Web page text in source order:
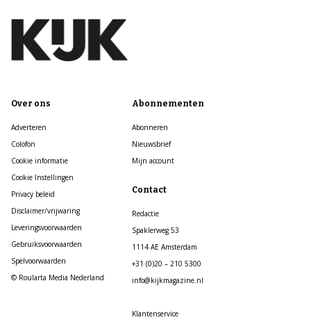
Over ons
Adverteren
Colofon
Cookie informatie
Cookie Instellingen
Privacy beleid
Disclaimer/vrijwaring
Leveringsvoorwaarden
Gebruiksvoorwaarden
Spelvoorwaarden
© Roularta Media Nederland
Abonnementen
Abonneren
Nieuwsbrief
Mijn account
Contact
Redactie
Spaklerweg 53
1114 AE Amsterdam
+31 (0)20 – 210 5300
info@kijkmagazine.nl
Klantenservice